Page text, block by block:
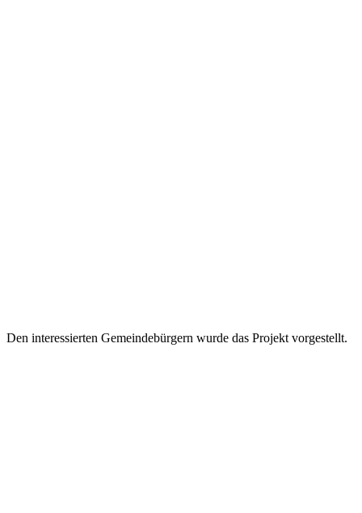
Den interessierten Gemeindebürgern wurde das Projekt vorgestellt.